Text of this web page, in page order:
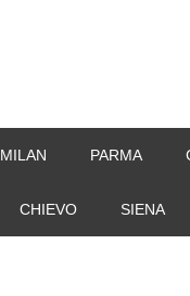
MILAN PARMA
CHIEVO SIENA